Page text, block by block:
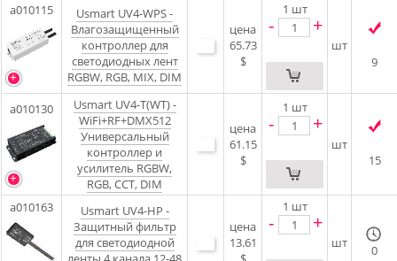
a010115
Usmart UV4-WPS -
Влагозащищенный
контроллер для
светодиодных лент
RGBW, RGB, MIX, DIM
цена
65.73
$
1 шт
- +
шт
9
a010130
Usmart UV4-T(WT) -
WiFi+RF+DMX512
Универсальный
контроллер и
усилитель RGBW,
RGB, CCT, DIM
цена
61.15
$
1 шт
- +
шт
15
a010163
Usmart UV4-HP -
Защитный фильтр
для светодиодной
цена
13.61
1 шт
- +
шт 0